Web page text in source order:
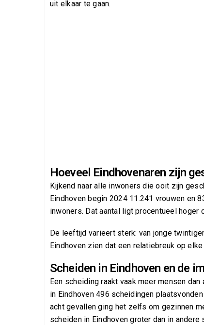
uit elkaar te gaan.
Hoeveel Eindhovenaren zijn
Kijkend naar alle inwoners die ooit zijn
Eindhoven begin 2024 11.241 vrouwen en
inwoners. Dat aantal ligt procentueel hoger
De leeftijd varieert sterk: van jonge
Eindhoven zien dat een relatiebreuk op
Scheiden in Eindhoven en de
Een scheiding raakt vaak meer mensen
in Eindhoven 496 scheidingen
acht gevallen ging het zelfs om gezinnen
scheiden in Eindhoven groter dan in